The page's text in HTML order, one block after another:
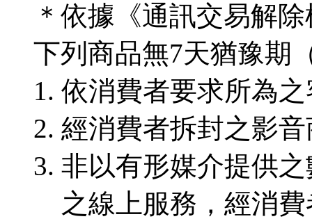
＊依據《通訊交易解
下列商品無7天猶豫期
依消費者要求所為
經消費者拆封之影
非以有形媒介提供
之線上服務，經消